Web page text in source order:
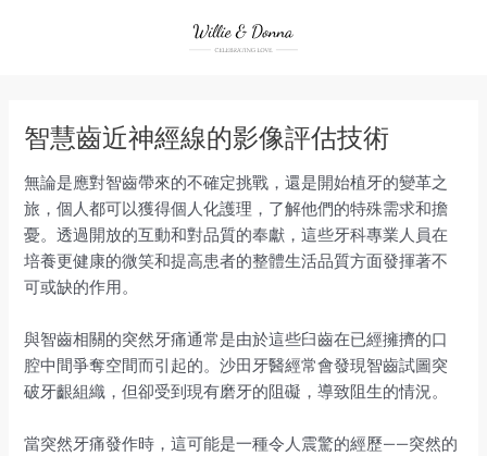
智慧齒近神經線的影像評估技術
無論是應對智齒帶來的不確定挑戰，還是開始植牙的變革之
旅，個人都可以獲得個人化護理，了解他們的特殊需求和擔
憂。透過開放的互動和對品質的奉獻，這些牙科專業人員在
培養更健康的微笑和提高患者的整體生活品質方面發揮著不
可或缺的作用。
與智齒相關的突然牙痛通常是由於這些臼齒在已經擁擠的口
腔中間爭奪空間而引起的。沙田牙醫經常會發現智齒試圖突
破牙齦組織，但卻受到現有磨牙的阻礙，導致阻生的情況。
當突然牙痛發作時，這可能是一種令人震驚的經歷——突然的